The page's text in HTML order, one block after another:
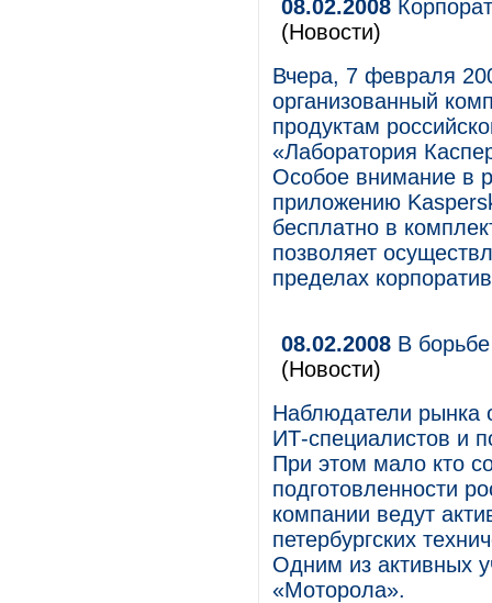
08.02.2008
(Новости)
Вчера, 7 февраля
организованный
продуктам
«Лаборатория
Особое внимание в
приложению
бесплатно в
позволяет
пределах
08.02.2008 В борьбе
(Новости)
Наблюдатели рынка
ИТ-специалистов и
При этом мало кто
подготовленности
компании ведут
петербургских
Одним из активных
«Моторола».